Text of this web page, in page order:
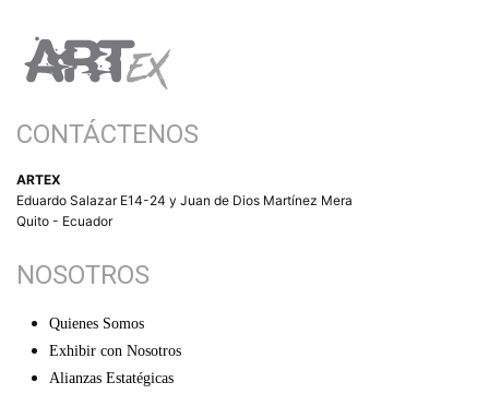
CONTÁCTENOS
ARTEX
Eduardo Salazar E14-24 y Juan de Dios Martínez Mera
Quito - Ecuador
NOSOTROS
Quienes Somos
Exhibir con Nosotros
Alianzas Estatégicas